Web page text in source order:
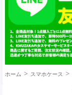
ホーム スマホケース